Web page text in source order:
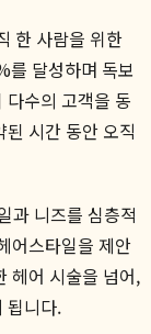
한 사람을 위한
를 달성하며 독보
수의 고객을 동
된 시간 동안 오직
과 니즈를 심층적
어스타일을 제안
헤어 시술을 넘어,
됩니다.